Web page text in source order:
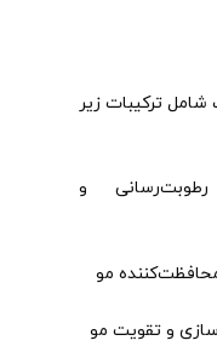
ترکیبات زیر
و
مو
و تقویت مو